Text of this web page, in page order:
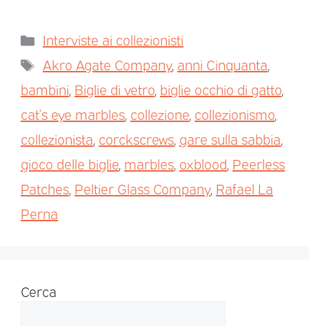
Interviste ai collezionisti
Akro Agate Company, anni Cinquanta
bambini Biglie di vetro biglie occhio di gatto
cat’s eye marbles collezione collezionismo
collezionista corckscrews gare sulla sabbia
gioco delle biglie marbles oxblood Peerless
Patches Peltier Glass Company, Rafael La
Perna
Cerca